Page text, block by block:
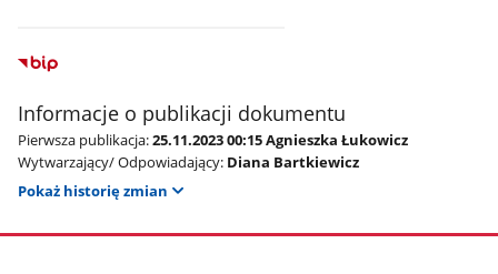
Informacje o publikacji dokumentu
Pierwsza publikacja:25.11.2023 00:15 Agnieszka Łukowicz
Wytwarzający/ Odpowiadający: Diana Bartkiewicz
Pokaż historię zmian